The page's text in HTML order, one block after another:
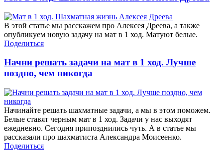
В этой статье мы расскажем про Алексея Дреева, а также
опубликуем новую задачу на мат в 1 ход. Матуют белые.
Поделиться
Начни решать задачи на мат в 1 ход. Лучше
поздно, чем никогда
Начинайте решать шахматные задачи, а мы в этом поможем.
Белые ставят черным мат в 1 ход. Задачи у нас выходят
ежедневно. Сегодня припозднились чуть. А в статье мы
рассказали про шахматиста Александра Моисеенко.
Поделиться